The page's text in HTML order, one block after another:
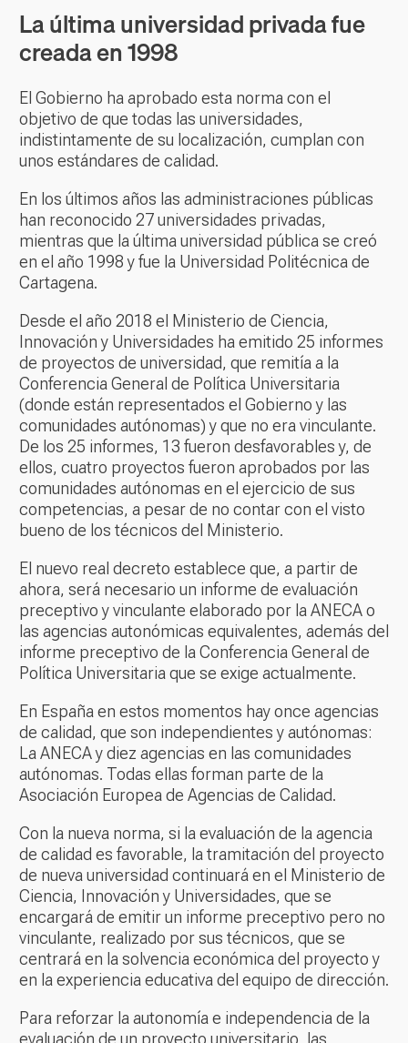
La última universidad privada fue
creada en 1998
El Gobierno ha aprobado esta norma con el
objetivo de que todas las universidades,
indistintamente de su localización, cumplan con
unos estándares de calidad.
En los últimos años las administraciones públicas
han reconocido 27 universidades privadas,
mientras que la última universidad pública se creó
en el año 1998 y fue la Universidad Politécnica de
Cartagena.
Desde el año 2018 el Ministerio de Ciencia,
Innovación y Universidades ha emitido 25 informes
de proyectos de universidad, que remitía a la
Conferencia General de Política Universitaria
(donde están representados el Gobierno y las
comunidades autónomas) y que no era vinculante.
De los 25 informes, 13 fueron desfavorables y, de
ellos, cuatro proyectos fueron aprobados por las
comunidades autónomas en el ejercicio de sus
competencias, a pesar de no contar con el visto
bueno de los técnicos del Ministerio.
El nuevo real decreto establece que, a partir de
ahora, será necesario un informe de evaluación
preceptivo y vinculante elaborado por la ANECA o
las agencias autonómicas equivalentes, además del
informe preceptivo de la Conferencia General de
Política Universitaria que se exige actualmente.
En España en estos momentos hay once agencias
de calidad, que son independientes y autónomas:
La ANECA y diez agencias en las comunidades
autónomas. Todas ellas forman parte de la
Asociación Europea de Agencias de Calidad.
Con la nueva norma, si la evaluación de la agencia
de calidad es favorable, la tramitación del proyecto
de nueva universidad continuará en el Ministerio de
Ciencia, Innovación y Universidades, que se
encargará de emitir un informe preceptivo pero no
vinculante, realizado por sus técnicos, que se
centrará en la solvencia económica del proyecto y
en la experiencia educativa del equipo de dirección.
Para reforzar la autonomía e independencia de la
evaluación de un proyecto universitario, las